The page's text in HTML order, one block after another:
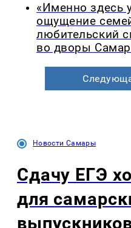
«Именно здесь
ощущение
любительский
во дворы
Новости Самары
Сдачу ЕГЭ
для